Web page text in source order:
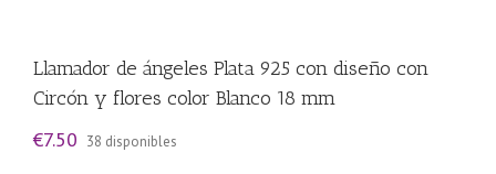
Llamador de ángeles Plata 925 con diseño con
Circón y flores color Blanco 18 mm
€7.50 38 disponibles